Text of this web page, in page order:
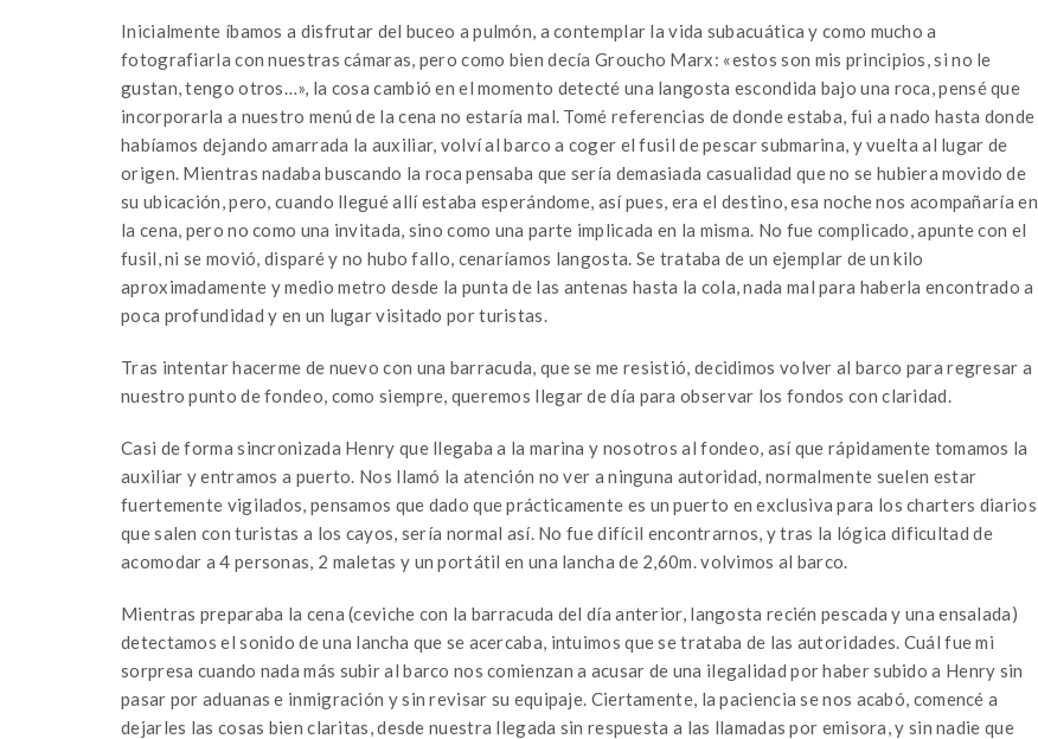
Inicialmente íbamos a disfrutar del buceo a pulmón, a contemplar la vida subacuática y como mucho a
fotografiarla con nuestras cámaras, pero como bien decía Groucho Marx: «estos son mis principios, si no le
gustan, tengo otros…», la cosa cambió en el momento detecté una langosta escondida bajo una roca, pensé que
incorporarla a nuestro menú de la cena no estaría mal. Tomé referencias de donde estaba, fui a nado hasta donde
habíamos dejando amarrada la auxiliar, volví al barco a coger el fusil de pescar submarina, y vuelta al lugar de
origen. Mientras nadaba buscando la roca pensaba que sería demasiada casualidad que no se hubiera movido de
su ubicación, pero, cuando llegué allí estaba esperándome, así pues, era el destino, esa noche nos acompañaría en
la cena, pero no como una invitada, sino como una parte implicada en la misma. No fue complicado, apunte con el
fusil, ni se movió, disparé y no hubo fallo, cenaríamos langosta. Se trataba de un ejemplar de un kilo
aproximadamente y medio metro desde la punta de las antenas hasta la cola, nada mal para haberla encontrado a
poca profundidad y en un lugar visitado por turistas.
Tras intentar hacerme de nuevo con una barracuda, que se me resistió, decidimos volver al barco para regresar a
nuestro punto de fondeo, como siempre, queremos llegar de día para observar los fondos con claridad.
Casi de forma sincronizada Henry que llegaba a la marina y nosotros al fondeo, así que rápidamente tomamos la
auxiliar y entramos a puerto. Nos llamó la atención no ver a ninguna autoridad, normalmente suelen estar
fuertemente vigilados, pensamos que dado que prácticamente es un puerto en exclusiva para los charters diarios
que salen con turistas a los cayos, sería normal así. No fue difícil encontrarnos, y tras la lógica dificultad de
acomodar a 4 personas, 2 maletas y un portátil en una lancha de 2,60m. volvimos al barco.
Mientras preparaba la cena (ceviche con la barracuda del día anterior, langosta recién pescada y una ensalada)
detectamos el sonido de una lancha que se acercaba, intuimos que se trataba de las autoridades. Cuál fue mi
sorpresa cuando nada más subir al barco nos comienzan a acusar de una ilegalidad por haber subido a Henry sin
pasar por aduanas e inmigración y sin revisar su equipaje. Ciertamente, la paciencia se nos acabó, comencé a
dejarles las cosas bien claritas, desde nuestra llegada sin respuesta a las llamadas por emisora, y sin nadie que